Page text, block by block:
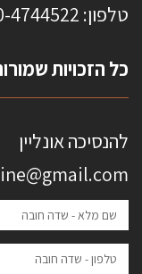
טלפון: 0 4744522
כל הזכויות
להנסיכה אונליין